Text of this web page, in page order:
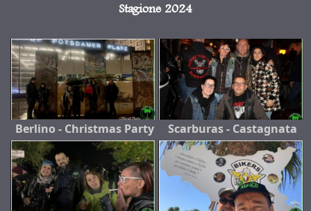
Stagione 2024
Berlino - Christmas Party Scarburas - Castagnata